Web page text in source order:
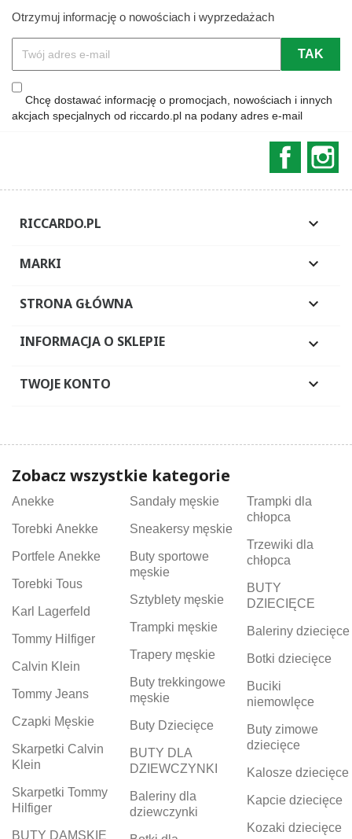
Otrzymuj informację o nowościach i wyprzedażach
Chcę dostawać informację o promocjach, nowościach i innych
akcjach specjalnych od riccardo.pl na podany adres e-mail
RICCARDO.PL 
MARKI 
STRONA GŁÓWNA 
INFORMACJA O SKLEPIE 
TWOJE KONTO 
Zobacz wszystkie kategorie
Anekke
Torebki Anekke
Portfele Anekke
Torebki Tous
Karl Lagerfeld
Tommy Hilfiger
Calvin Klein
Tommy Jeans
Czapki Męskie
Skarpetki Calvin
Klein
Skarpetki Tommy
Hilfiger
BUTY DAMSKIE
Sandały męskie
Sneakersy męskie
Buty sportowe
męskie
Sztyblety męskie
Trampki męskie
Trapery męskie
Buty trekkingowe
męskie
Buty Dziecięce
BUTY DLA
DZIEWCZYNKI
Baleriny dla
dziewczynki
Trampki dla
chłopca
Trzewiki dla
chłopca
BUTY
DZIECIĘCE
Baleriny dziecięce
Botki dziecięce
Buciki
niemowlęce
Buty zimowe
dziecięce
Kalosze dziecięce
Kapcie dziecięce
Kozaki dziecięce